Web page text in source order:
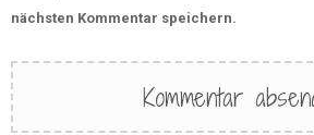
nächsten Kommentar speichern.